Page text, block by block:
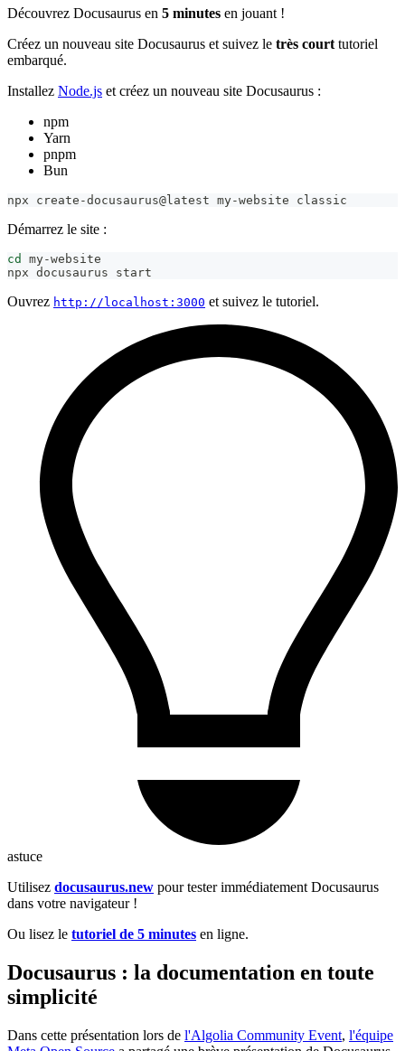
Découvrez Docusaurus en 5 minutes en jouant !
Créez un nouveau site Docusaurus et suivez le très court tutoriel
embarqué.
Installez Node.js et créez un nouveau site Docusaurus :
npm
Yarn
pnpm
Bun
npx create-docusaurus@latest my-website classic
Démarrez le site :
cd
my-website
npx docusaurus start
Ouvrez http://localhost:3000 et suivez le tutoriel.
astuce
Utilisez docusaurus.new pour tester immédiatement Docusaurus
dans votre navigateur !
Ou lisez le tutoriel de 5 minutes en ligne.
Docusaurus : la documentation en toute
simplicité
Dans cette présentation lors de l'Algolia Community Event, l'équipe